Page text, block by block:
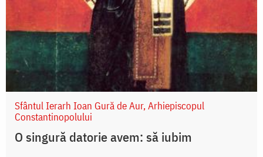
Sfântul Ierarh Ioan Gură de Aur, Arhiepiscopul
Constantinopolului
O singură datorie avem: să iubim